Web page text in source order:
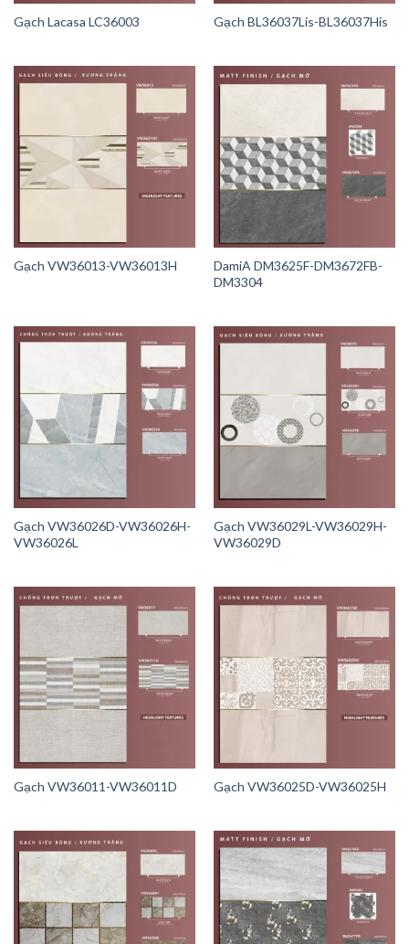
Gạch Lacasa LC36003 Gạch BL36037Lis-BL36037His
Gạch VW36013-VW36013H
DamiA DM3625F-DM3672FB-
DM3304
Gạch VW36026D-VW36026H-
VW36026L
Gạch VW36029L-VW36029H-
VW36029D
Gạch VW36011-VW36011D Gạch VW36025D-VW36025H